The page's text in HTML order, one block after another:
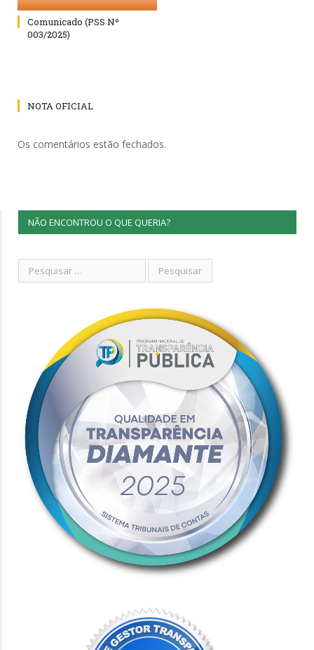
Comunicado (PSS Nº
003/2025)
NOTA OFICIAL
Os comentários estão fechados.
NÃO ENCONTROU O QUE QUERIA?